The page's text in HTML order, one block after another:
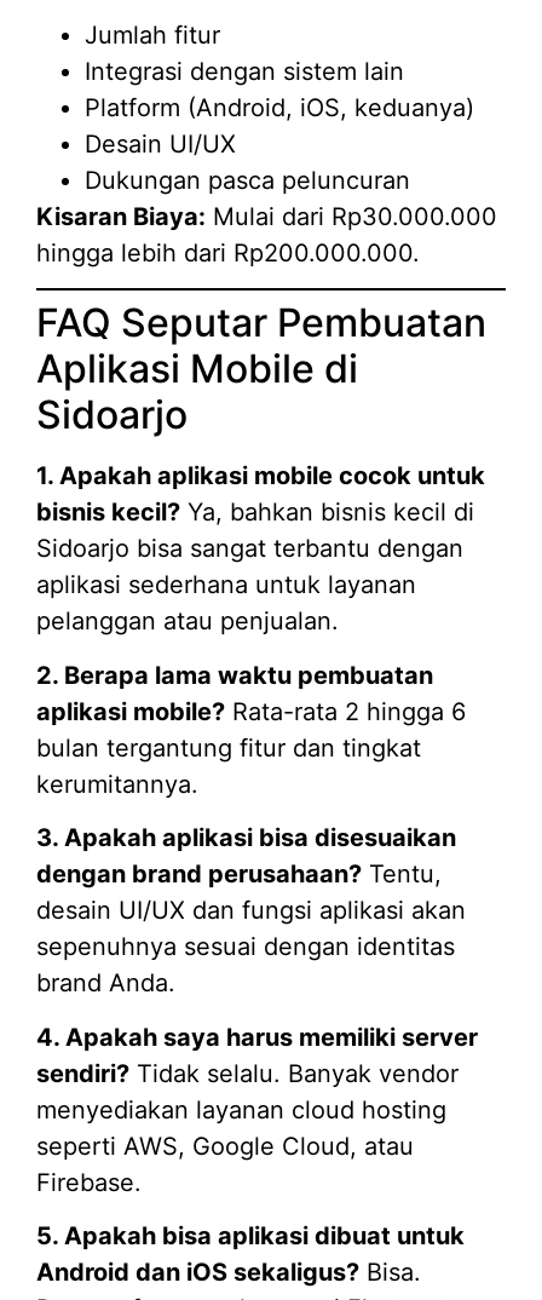
Jumlah fitur
Integrasi dengan sistem lain
Platform (Android, iOS, keduanya)
Desain UI/UX
Dukungan pasca peluncuran
Kisaran Biaya: Mulai dari Rp30.000.000
hingga lebih dari Rp200.000.000.
FAQ Seputar Pembuatan
Aplikasi Mobile di
Sidoarjo
1. Apakah aplikasi mobile cocok untuk
bisnis kecil? Ya, bahkan bisnis kecil di
Sidoarjo bisa sangat terbantu dengan
aplikasi sederhana untuk layanan
pelanggan atau penjualan.
2. Berapa lama waktu pembuatan
aplikasi mobile? Rata-rata 2 hingga 6
bulan tergantung fitur dan tingkat
kerumitannya.
3. Apakah aplikasi bisa disesuaikan
dengan brand perusahaan? Tentu,
desain UI/UX dan fungsi aplikasi akan
sepenuhnya sesuai dengan identitas
brand Anda.
4. Apakah saya harus memiliki server
sendiri? Tidak selalu. Banyak vendor
menyediakan layanan cloud hosting
seperti AWS, Google Cloud, atau
Firebase.
5. Apakah bisa aplikasi dibuat untuk
Android dan iOS sekaligus? Bisa.